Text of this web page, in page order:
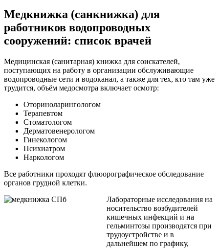
Медкнижка (санкнижка) для
работников водопроводных
сооружений: список врачей
Медицинская (санитарная) книжка для соискателей,
поступающих на работу в организации обслуживающие
водопроводные сети и водоканал, а также для тех, кто там уже
трудится, объём медосмотра включает осмотр:
Оториноларингологом
Терапевтом
Стоматологом
Дерматовенерологом
Гинекологом
Психиатром
Наркологом
Все работники проходят флюорографическое обследование
органов грудной клетки.
Лабораторные исследования на
носительство возбудителей
кишечных инфекций и на
гельминтозы производятся при
трудоустройстве и в
дальнейшем по графику,